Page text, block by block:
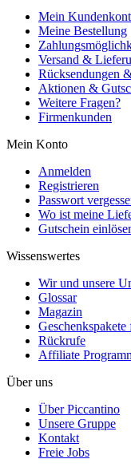
Mein
Meine Bestellung
Versand &
Rücksendungen
Aktionen &
Weitere Fragen?
Firmenkunden
Mein Konto
Anmelden
Registrieren
Passwort
Wo ist meine
Gutschein
Wissenswertes
Wir und unsere
Glossar
Magazin
Rückrufe
Affiliate
Über uns
Über Piccantino
Unsere Gruppe
Kontakt
Freie Jobs